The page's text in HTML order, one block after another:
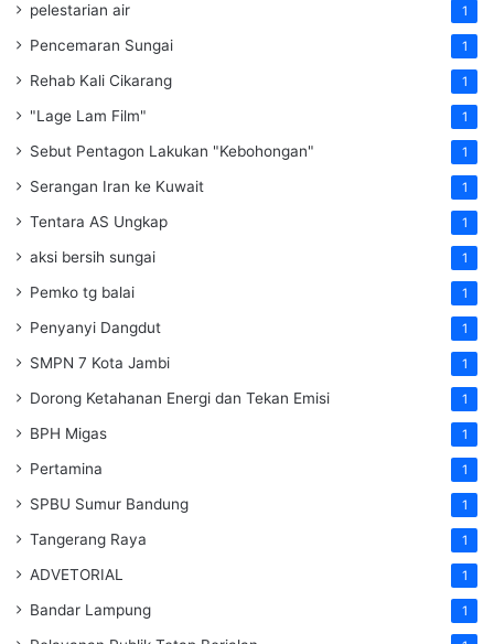
pelestarian air 1
Pencemaran Sungai 1
Rehab Kali Cikarang 1
"Lage Lam Film" 1
Sebut Pentagon Lakukan "Kebohongan" 1
Serangan Iran ke Kuwait 1
Tentara AS Ungkap 1
aksi bersih sungai 1
Pemko tg balai 1
Penyanyi Dangdut 1
SMPN 7 Kota Jambi 1
Dorong Ketahanan Energi dan Tekan Emisi 1
BPH Migas 1
Pertamina 1
SPBU Sumur Bandung 1
Tangerang Raya 1
ADVETORIAL 1
Bandar Lampung 1